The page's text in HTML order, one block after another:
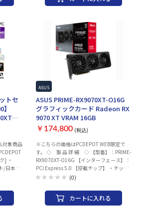
された
トセ
対象商品
] ・
/日本語
VRAM
ジ：
ASUS
ASUS PRIME-RX9070XT-O16G
グラフィックカード Radeon RX
9070 XT VRAM 16GB
￥174,800 (税込)
※こちらの価格はPCDEPOT WEB限定で
す。 ◇ 製 品 詳 細 ◇ 【型番】：PRIME-
RX9070XT-O16G 【インターフェース】：
PCI Express 5.0 【搭載チップ】 ・チップ
メーカー：AMD ・グラフィックチップ：
3010 MHz (Boost Clock) 【VRAM】 ・メモ
リ規格：GDDR6 ・メモリ容量：16GB ・
メモリ速度：20 Gbps ・メモリバス幅：
(0)
カートに入れる